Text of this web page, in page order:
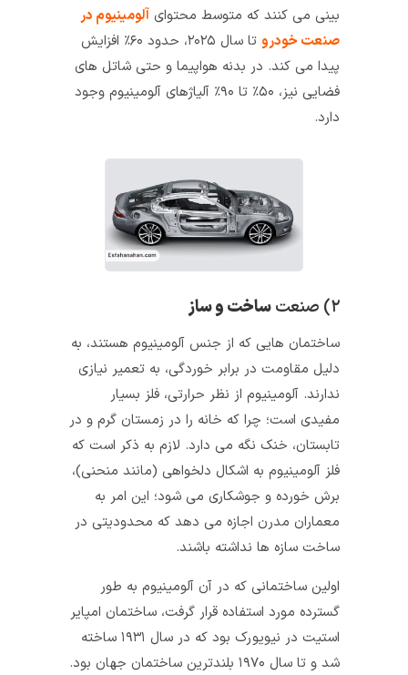
بینی می‌ کنند که متوسط ​​محتوایآلومینیوم در
صنعت خودرو
تا سال ۲۰۲۵، حدود ۶۰٪ افزایش
پیدا می کند. در بدنه هواپیما و حتی شاتل‌ های
فضایی نیز، ۵۰٪ تا ۹۰٪ آلیاژهای آلومینیوم وجود
ساخت‌ و‌ ساز
ساختمان‌ هایی که از جنس آلومینیوم هستند، به
دلیل مقاومت در برابر خوردگی، به تعمیر نیازی
ندارند. آلومینیوم از نظر حرارتی، فلز بسیار
مفیدی است؛ چرا که خانه را در زمستان گرم و در
تابستان، خنک نگه می‎‌ دارد. لازم به ذکر است که
فلز آلومینیوم به اشکال دلخواهی (مانند منحنی)،
برش‌ خورده و جوشکاری می‌ شود؛ این امر به
معماران مدرن اجازه می‌‌ دهد که محدودیتی در
ساخت سازه‌ ها نداشته باشند.
اولین ساختمانی که در آن آلومینیوم به طور
گسترده‌ مورد استفاده قرار گرفت، ساختمان امپایر
استیت در نیویورک بود که در سال ۱۹۳۱ ساخته
شد و تا سال ۱۹۷۰ بلندترین ساختمان جهان بود.